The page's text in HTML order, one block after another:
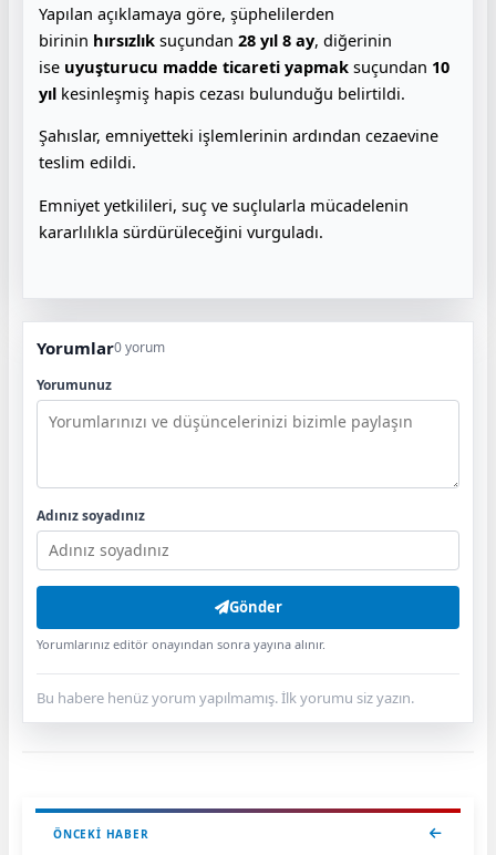
Yapılan açıklamaya göre, şüphelilerden
birinin hırsızlık suçundan 28 yıl 8 ay, diğerinin
ise uyuşturucu madde ticareti yapmak suçundan 10
yıl kesinleşmiş hapis cezası bulunduğu belirtildi.
Şahıslar, emniyetteki işlemlerinin ardından cezaevine
teslim edildi.
Emniyet yetkilileri, suç ve suçlularla mücadelenin
kararlılıkla sürdürüleceğini vurguladı.
Yorumlar0 yorum
Yorumunuz
Adınız soyadınız
Gönder
Yorumlarınız editör onayından sonra yayına alınır.
Bu habere henüz yorum yapılmamış. İlk yorumu siz yazın.
ÖNCEKI HABER